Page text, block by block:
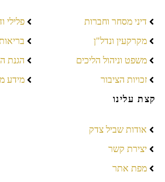
דיני מסחר וחברות
מקרקעין ונדל"ן
משפט וניהול הליכים
זכויות הציבור
פלילי
הגנת
מידע
קצת עלינו
אודות שביל צדק
יצירת קשר
מפת אתר